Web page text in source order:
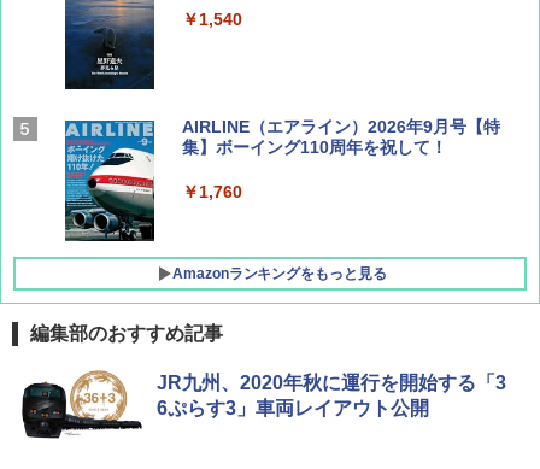
￥1,540
AIRLINE（エアライン）2026年9月号【特
集】ボーイング110周年を祝して！
￥1,760
Amazonランキングをもっと見る
D40 地球の歩き方 チェンマイ タイ北部の魅
力的な町 2026～2027 地球の歩き方D アジア
[キャンパーズコレクション 山善] ポップアッ
プテント 傘みたいに広げて畳める パッとサ
ッとサンシェード キューブ フルクローズ メ
GRANDOOR ステンレス保冷剤 2個セット 2
026リニューアル 急速冷凍 空間倍増 衛生的
コンパクト 保冷力長持ち
編集部のおすすめ記事
JR九州、2020年秋に運行を開始する「3
6ぷらす3」車両レイアウト公開